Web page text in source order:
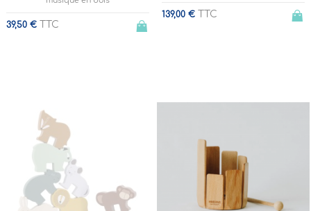
39,50 € TTC
139,00 € TTC